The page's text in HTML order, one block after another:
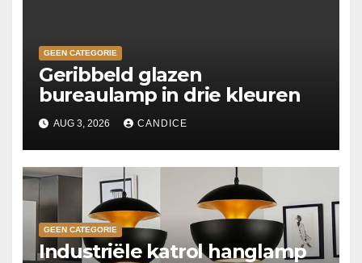
GEEN CATEGORIE
Geribbeld glazen
bureaulamp in drie kleuren
AUG 3, 2026 CANDICE
GEEN CATEGORIE
Industriële katrol hanglamp